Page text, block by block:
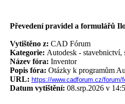
Převedení pravidel a formulářů
Vytištěno z: CAD Fórum
Kategorie: Autodesk -
Název fóra: Inventor
Popis fóra: Otázky k programům
URL: https://www.cadforum.cz/forum/
Datum vytištění: 08.srp.2026 v